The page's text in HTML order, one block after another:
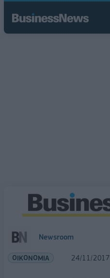
Newsroom
ΟΙΚΟΝΟΜΙΑ 24/11/2017